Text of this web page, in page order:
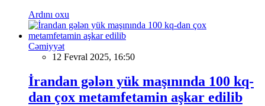
Ardını oxu
Cəmiyyət
12 Fevral 2025, 16:50
İrandan gələn yük maşınında 100 kq-
dan çox metamfetamin aşkar edilib